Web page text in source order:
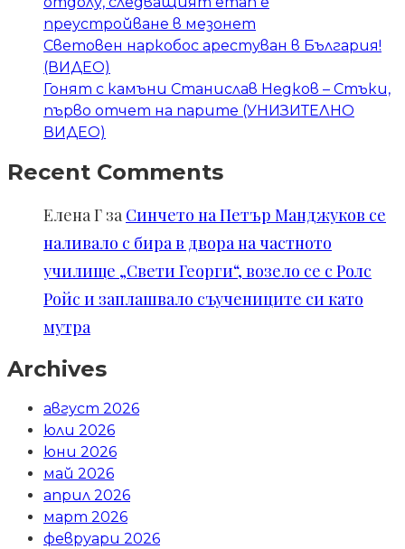
преустройване в мезонет
Световен наркобос арестуван в България!
(ВИДЕО)
Гонят с камъни Станислав Недков – Стъки,
първо отчет на парите (УНИЗИТЕЛНО
ВИДЕО)
Recent Comments
Елена Г за Синчето на Петър Манджуков се
наливало с бира в двора на частното
училище „Свети Георги“, возело се с Ролс
Ройс и заплашвало съучениците си като
мутра
Archives
август 2026
юли 2026
юни 2026
май 2026
април 2026
март 2026
февруари 2026